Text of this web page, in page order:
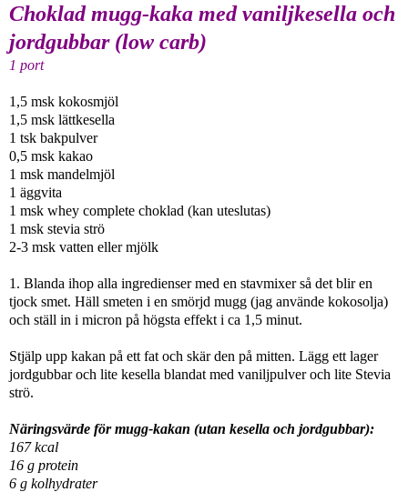
Choklad mugg-kaka med vaniljkesella och
jordgubbar (low carb)
1 port
1,5 msk kokosmjöl
1,5 msk lättkesella
1 tsk bakpulver
0,5 msk kakao
1 msk mandelmjöl
1 äggvita
1 msk whey complete choklad (kan uteslutas)
1 msk stevia strö
2-3 msk vatten eller mjölk
1. Blanda ihop alla ingredienser med en stavmixer så det blir en
tjock smet. Häll smeten i en smörjd mugg (jag använde kokosolja)
och ställ in i micron på högsta effekt i ca 1,5 minut.
Stjälp upp kakan på ett fat och skär den på mitten. Lägg ett lager
jordgubbar och lite kesella blandat med vaniljpulver och lite Stevia
strö.
Näringsvärde för mugg-kakan (utan kesella och jordgubbar):
167 kcal
16 g protein
6 g kolhydrater